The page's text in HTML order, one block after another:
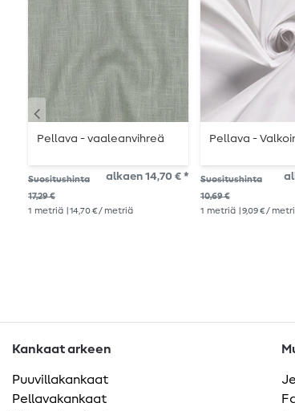
Pellava - vaaleanvihreä
Suositushinta
17,29 €
alkaen 14,70 € *
1 metriä | 14,70 € / metriä
Pellava -
Suositushinta
10,69 €
1 metriä | 9,09 € /
Kankaat arkeen
Puuvillakankaat
Pellavakankaat